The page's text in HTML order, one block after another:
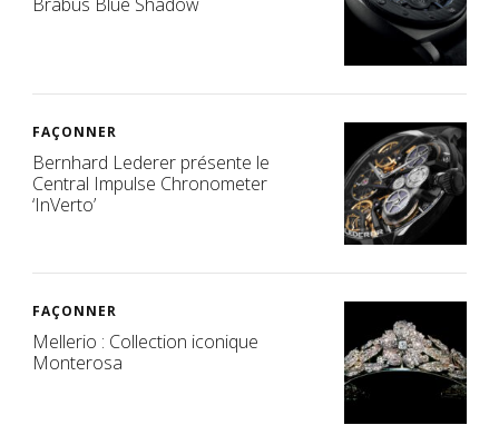
FAÇONNER
Bernhard Lederer présente le
Central Impulse Chronometer
‘InVerto’
FAÇONNER
Mellerio : Collection iconique
Monterosa